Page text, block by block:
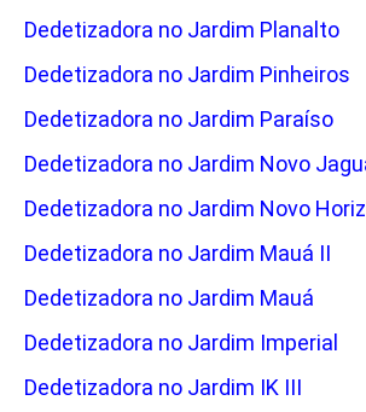
Dedetizadora no Jardim Planalto
Dedetizadora no Jardim Pinheiros
Dedetizadora no Jardim Paraíso
Dedetizadora no Jardim Novo
Dedetizadora no Jardim Novo
Dedetizadora no Jardim Mauá II
Dedetizadora no Jardim Mauá
Dedetizadora no Jardim Imperial
Dedetizadora no Jardim IK III